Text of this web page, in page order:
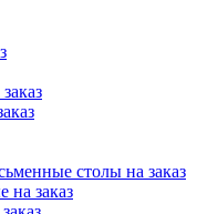
столы на заказ
на заказ